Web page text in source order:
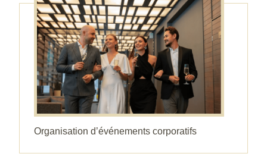
Organisation d’événements corporatifs